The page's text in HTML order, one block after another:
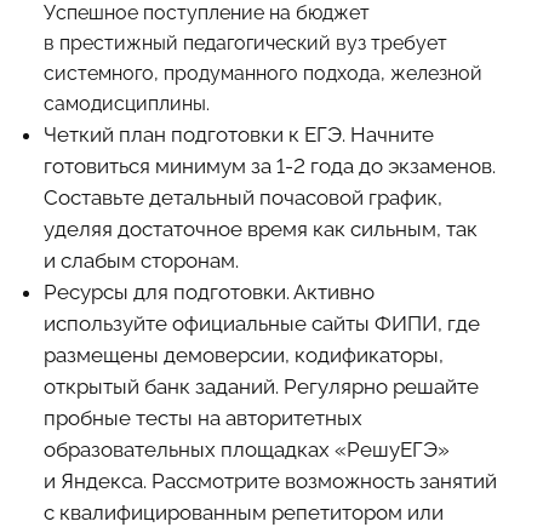
Успешное поступление на бюджет
в престижный педагогический вуз требует
системного, продуманного подхода, железной
самодисциплины.
Четкий план подготовки к ЕГЭ. Начните
готовиться минимум за 1-2 года до экзаменов.
Составьте детальный почасовой график,
уделяя достаточное время как сильным, так
и слабым сторонам.
Ресурсы для подготовки. Активно
используйте официальные сайты ФИПИ, где
размещены демоверсии, кодификаторы,
открытый банк заданий. Регулярно решайте
пробные тесты на авторитетных
образовательных площадках «РешуЕГЭ»
и Яндекса. Рассмотрите возможность занятий
с квалифицированным репетитором или